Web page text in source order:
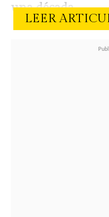
una década.
LEER